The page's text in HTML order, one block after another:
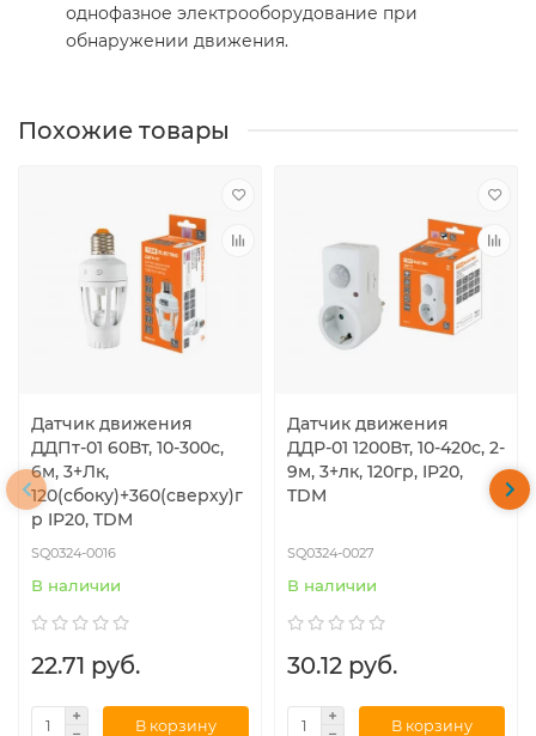
однофазное электрооборудование при
обнаружении движения.
Похожие товары
Датчик движения
ДДПт-01 60Вт, 10-300с,
6м, 3+Лк,
120(сбоку)+360(сверху)г
р IP20, TDM
SQ0324-0016
В наличии
22.71 руб.
В корзину
Датчик движения
ДДР-01 1200Вт, 10-420с, 2-
9м, 3+лк, 120гр, IP20,
TDM
SQ0324-0027
В наличии
30.12 руб.
В корзину